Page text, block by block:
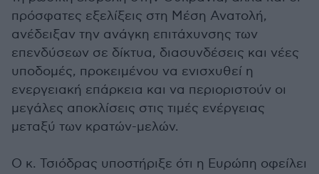
πρόσφατες εξελίξεις στη Μέση Ανατολή,
ανέδειξαν την ανάγκη επιτάχυνσης των
επενδύσεων σε δίκτυα, διασυνδέσεις και νέες
υποδομές, προκειμένου να ενισχυθεί η
ενεργειακή επάρκεια και να περιοριστούν οι
μεγάλες αποκλίσεις στις τιμές ενέργειας
μεταξύ των κρατών-μελών.
Ο κ. Τσιόδρας υποστήριξε ότι η Ευρώπη οφείλει